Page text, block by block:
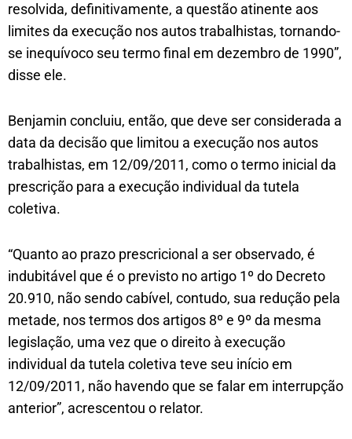
resolvida, definitivamente, a questão atinente aos
limites da execução nos autos trabalhistas, tornando-
se inequívoco seu termo final em dezembro de 1990”,
disse ele.
Benjamin concluiu, então, que deve ser considerada a
data da decisão que limitou a execução nos autos
trabalhistas, em 12/09/2011, como o termo inicial da
prescrição para a execução individual da tutela
coletiva.
“Quanto ao prazo prescricional a ser observado, é
indubitável que é o previsto no artigo 1º do Decreto
20.910, não sendo cabível, contudo, sua redução pela
metade, nos termos dos artigos 8º e 9º da mesma
legislação, uma vez que o direito à execução
individual da tutela coletiva teve seu início em
12/09/2011, não havendo que se falar em interrupção
anterior”, acrescentou o relator.